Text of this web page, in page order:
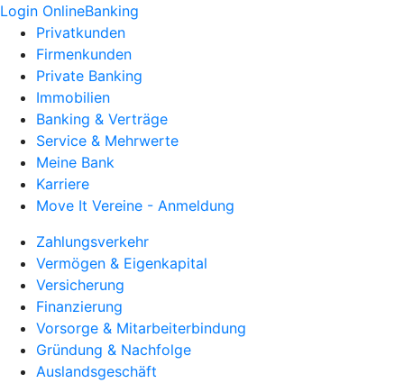
Login OnlineBanking
Privatkunden
Firmenkunden
Private Banking
Immobilien
Banking & Verträge
Service & Mehrwerte
Meine Bank
Karriere
Move It Vereine - Anmeldung
Zahlungsverkehr
Vermögen & Eigenkapital
Versicherung
Finanzierung
Vorsorge & Mitarbeiterbindung
Gründung & Nachfolge
Auslandsgeschäft